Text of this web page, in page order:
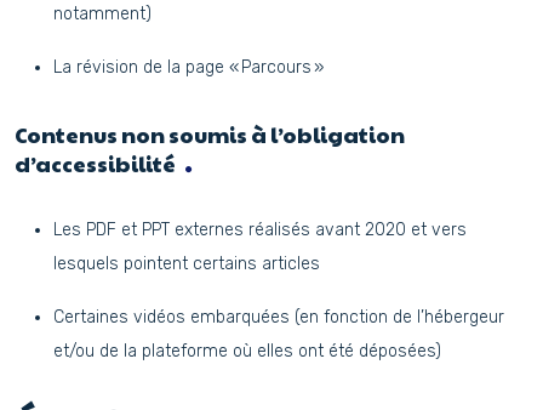
notamment)
La révision de la page « Parcours »
Contenus non soumis à l’obligation
d’accessibilité
Les PDF et PPT externes réalisés avant 2020 et vers
lesquels pointent certains articles
Certaines vidéos embarquées (en fonction de l’hébergeur
et/ou de la plateforme où elles ont été déposées)